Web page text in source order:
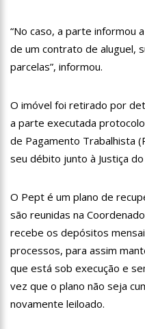
12:23 Influenciadora e ex
14:56 Vídeo: Reação de
14:52 Procon-AM orienta
deve
11:59 Empresário
11:36 Acusado de divulgar
de outros
11:28 Casal é surpreendido
11:22 UEA e Sejusc
atendimento a
“No caso, a parte informou
de um contrato de aluguel,
parcelas”, informou.
O imóvel foi retirado por
a parte executada
de Pagamento Trabalhista
seu débito junto à Justiça
O Pept é um plano de
são reunidas na
recebe os depósitos
processos, para assim
que está sob execução e
vez que o plano não seja
novamente leiloado.